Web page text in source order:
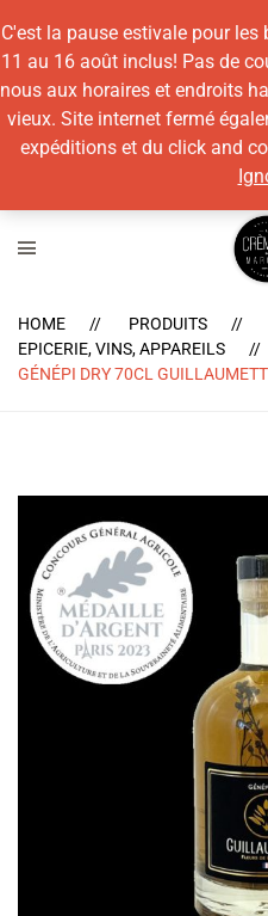
C'est la pause estivale pour
11 au 16 août inclus! Pas de
nous aux horaires et endroits
vieux. Site internet fermé
expéditions et du click and
HOME
PRODUITS
EPICERIE, VINS, APPAREILS
GÉNÉPI DRY 70CL